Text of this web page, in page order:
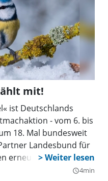
mit!
ist Deutschlands
- vom 6. bis
18. Mal bundesweit
Landesbund für
erneut alle Tier- und
lang die Vögel am
query_builder4min